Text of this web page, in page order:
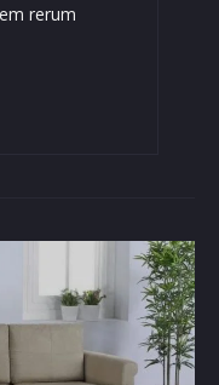
rerum